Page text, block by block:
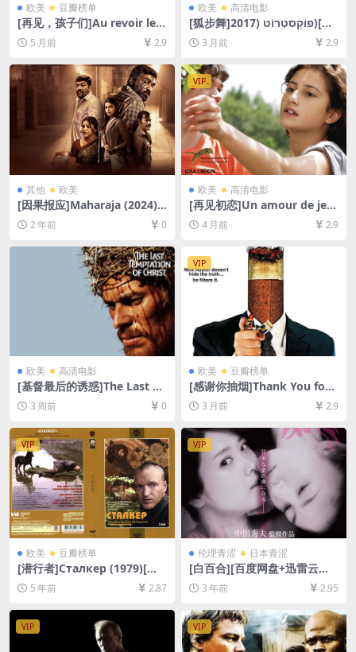
欧美 豆瓣榜单
[再见，孩子们]Au revoir les
enfants (1987)[百度网盘+夸
克网盘1080P超清未删减资源]
[网盘在线播放/下载][MP4/6.
6GB][中文字幕]
5 月前 2.9
欧美 高清电影
[狐步舞]פוֹקְסטְרוֹט (2017)[百
度网盘+夸克网盘1080P超清
未删减资源][网盘在线播放/下
载][MP4/7.3GB][中文字幕]
3 月前 2.9
其他 欧美
[因果报应]Maharaja (2024)
[百度网盘+夸克网盘1080P超
清未删减资源][网盘在线播放/
2 年前 0
VIP
欧美 高清电影
[再见初恋]Un amour de jeu
nesse (2011)[百度网盘+夸克
网盘1080P超清未删减资源]
6GB][中文字幕]
4 月前 2.9
欧美 高清电影
[基督最后的诱惑]The Last Te
mptation of Christ (1988)
[百度网盘+夸克网盘1080P超
清未删减资源][网盘在线播放/
下载][MP4/11GB][中英字幕]
3 周前 0
VIP
欧美 豆瓣榜单
[感谢你抽烟]Thank You for
Smoking (2005)[百度网盘
+夸克网盘1080P超清未删减
资源][网盘在线播放/下载][MP
4/5.8GB][中英字幕]
3 月前 2.9
VIP
欧美 豆瓣榜单
[潜行者]Сталкер (1979)[百
度网盘+夸克网盘+迅雷云盘资
源1080P超清][MP4/10GB][中
文字幕]
5 年前 2.87
VIP
伦理青涩 日本青涩
[白百合][百度网盘+迅雷云盘
资源1080P超清未删减][MP4/
4GB][日语中字]【手机/平板无
法在线播放，请使用电脑下载
防和谐压缩包（含解压密
码）】
3 年前 2.95
VIP VIP